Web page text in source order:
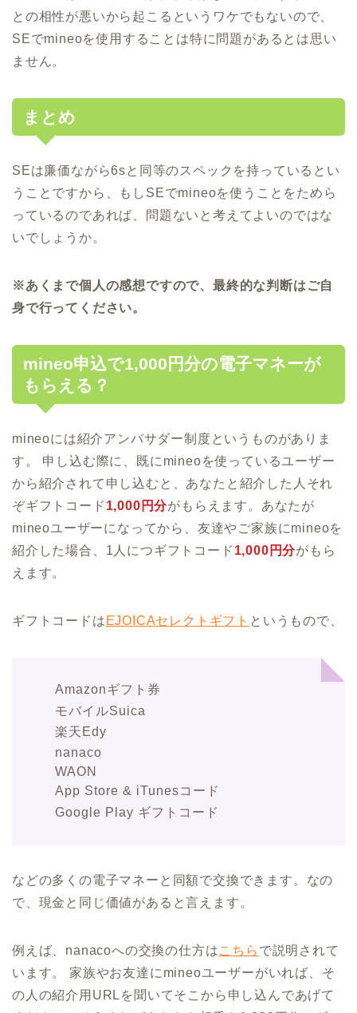
との相性が悪いから起こるというワケでもないので、
SEでmineoを使用することは特に問題があるとは思い
ません。
まとめ
SEは廉価ながら6sと同等のスペックを持っているとい
うことですから、もしSEでmineoを使うことをためら
っているのであれば、問題ないと考えてよいのではな
いでしょうか。
※あくまで個人の感想ですので、最終的な判断はご自
身で行ってください。
mineo申込で1,000円分の電子マネーが
もらえる？
mineoには紹介アンバサダー制度というものがありま
す。 申し込む際に、既にmineoを使っているユーザー
から紹介されて申し込むと、あなたと紹介した人それ
ぞギフトコード 1,000円分がもらえます。あなたが
mineoユーザーになってから、友達やご家族にmineoを
紹介した場合、1人につギフトコード 1,000円分がもら
えます。
ギフトコードは EJOICAセレクトギフト というもので、
Amazonギフト券
モバイルSuica
楽天Edy
nanaco
WAON
App Store & iTunesコード
Google Play ギフトコード
などの多くの電子マネーと同額で交換できます。なの
で、現金と同じ価値があると言えます。
例えば、nanacoへの交換の仕方はこちら で説明されて
います。 家族やお友達にmineoユーザーがいれば、そ
の人の紹介用URLを聞いてそこから申し込んであげて